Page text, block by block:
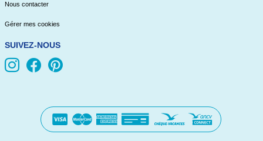
Nous contacter
Gérer mes cookies
SUIVEZ-NOUS